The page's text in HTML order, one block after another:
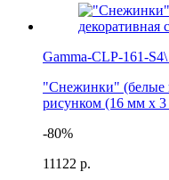
Gamma-CLP-161-
"Снежинки" (белые
рисунком (16 мм х
-80%
111 22 р.